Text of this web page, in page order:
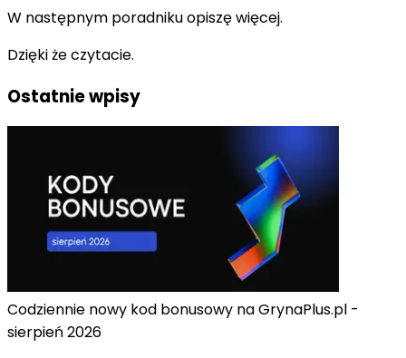
W następnym poradniku opiszę więcej.
Dzięki że czytacie.
Ostatnie wpisy
Codziennie nowy kod bonusowy na GrynaPlus.pl -
sierpień 2026